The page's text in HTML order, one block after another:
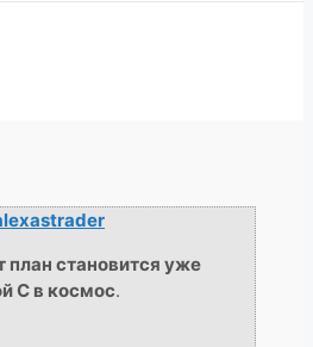
план становится уже
С в космос.